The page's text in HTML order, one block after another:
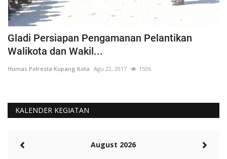
Gladi Persiapan Pengamanan Pelantikan
Walikota dan Wakil...
Humas Polresta Kupang Kota Agu 22, 2017 1536
KALENDER KEGIATAN
August 2026